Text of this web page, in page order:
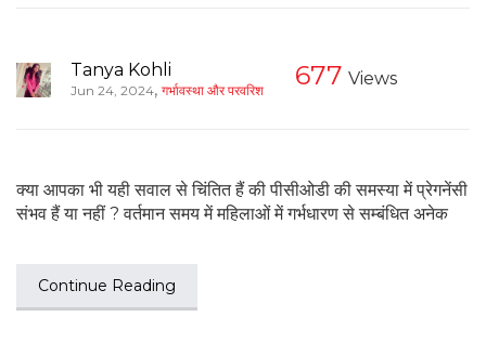
Tanya Kohli
Jun 24, 2024, गर्भावस्था और परवरिश 677 Views
क्या आपका भी यही सवाल से चिंतित हैं की पीसीओडी की समस्या में प्रेगनेंसी
संभव हैं या नहीं ? वर्तमान समय में महिलाओं में गर्भधारण से सम्बंधित अनेक
Continue Reading